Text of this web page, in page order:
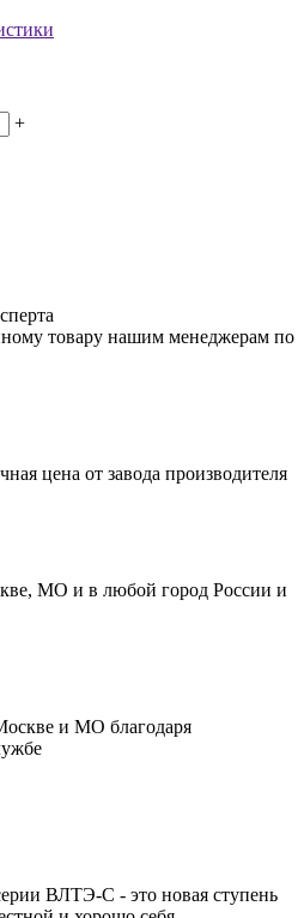
+
товару нашим менеджерам по
цена от завода производителя
МО и в любой город России и
и МО благодаря
ВЛТЭ-С - это новая ступень